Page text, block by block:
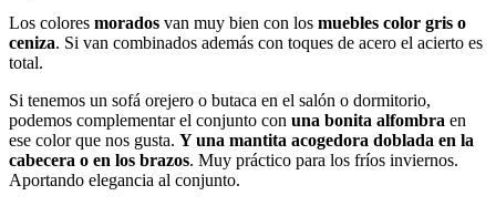
Los colores morados van muy bien con los muebles color gris o
ceniza. Si van combinados además con toques de acero el acierto es
total.
Si tenemos un sofá orejero o butaca en el salón o dormitorio,
podemos complementar el conjunto con una bonita alfombra en
ese color que nos gusta. Y una mantita acogedora doblada en la
cabecera o en los brazos. Muy práctico para los fríos inviernos.
Aportando elegancia al conjunto.